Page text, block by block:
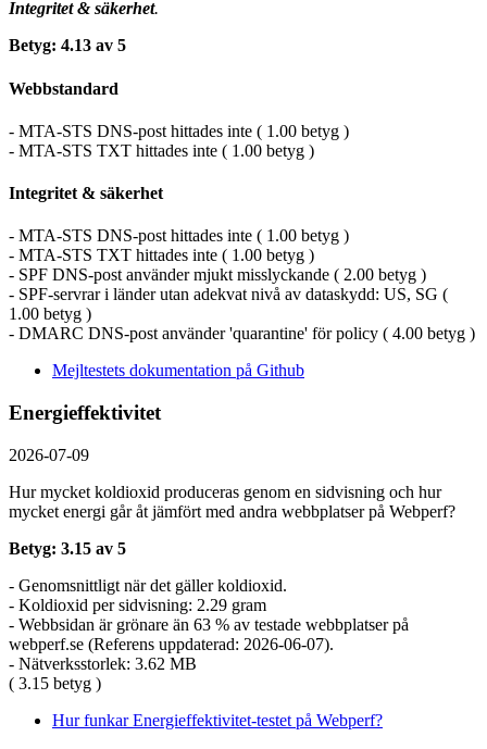
Integritet & säkerhet.
Betyg: 4.13 av 5
Webbstandard
- MTA-STS DNS-post hittades inte ( 1.00 betyg )
- MTA-STS TXT hittades inte ( 1.00 betyg )
Integritet & säkerhet
- MTA-STS DNS-post hittades inte ( 1.00 betyg )
- MTA-STS TXT hittades inte ( 1.00 betyg )
- SPF DNS-post använder mjukt misslyckande ( 2.00 betyg )
- SPF-servrar i länder utan adekvat nivå av dataskydd: US, SG (
1.00 betyg )
- DMARC DNS-post använder 'quarantine' för policy ( 4.00 betyg )
Mejltestets dokumentation på Github
Energieffektivitet
2026-07-09
Hur mycket koldioxid produceras genom en sidvisning och hur
mycket energi går åt jämfört med andra webbplatser på Webperf?
Betyg: 3.15 av 5
- Genomsnittligt när det gäller koldioxid.
- Koldioxid per sidvisning: 2.29 gram
- Webbsidan är grönare än 63 % av testade webbplatser på
webperf.se (Referens uppdaterad: 2026-06-07).
- Nätverksstorlek: 3.62 MB
( 3.15 betyg )
Hur funkar Energieffektivitet-testet på Webperf?